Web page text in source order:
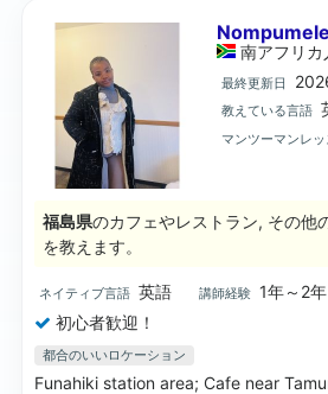
南アフリカ
最終更新日
教えている言語
マンツーマンレ
福島県のカフェやレストラン, その他
を教えます。
ネイティブ言語 英語 講師経験 1年～2年
初心者歓迎！
都合のいいロケーション
Funahiki station area; Cafe near